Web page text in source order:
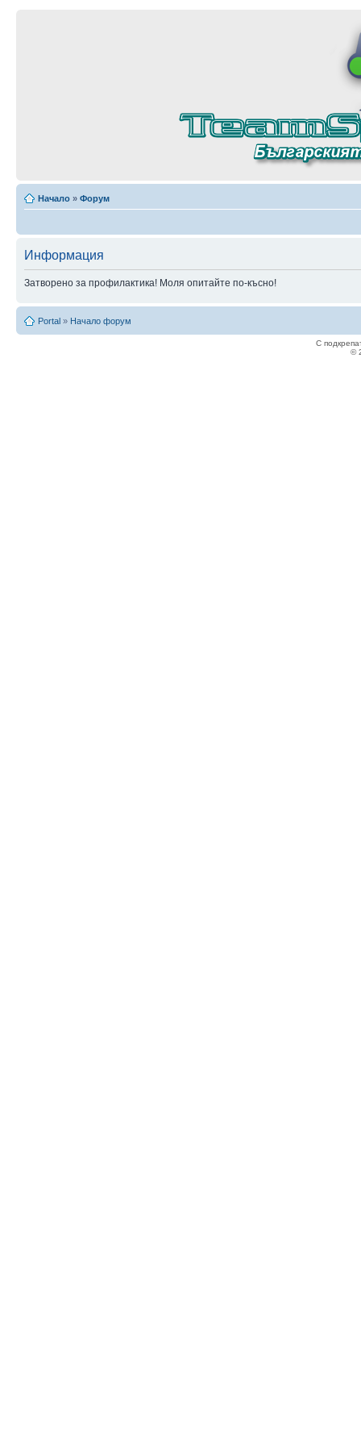
Начало » Форум
Информация
Затворено за профилактика! Моля опитайте по-късно!
Portal » Начало форум
С
©